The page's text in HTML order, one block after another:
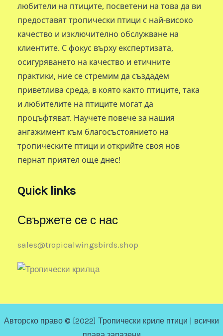
любители на птиците, посветени на това да ви
предоставят тропически птици с най-високо
качество и изключително обслужване на
клиентите. С фокус върху експертизата,
осигуряването на качество и етичните
практики, ние се стремим да създадем
приветлива среда, в която както птиците, така
и любителите на птиците могат да
процъфтяват. Научете повече за нашия
ангажимент към благосъстоянието на
тропическите птици и открийте своя нов
пернат приятел още днес!
Quick links
Свържете се с нас
sales@tropicalwingsbirds.shop
Авторско право © [2022] Тропически криле птици | всички